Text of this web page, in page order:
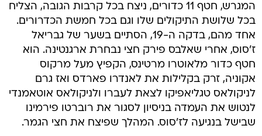
המגרש, חטף 11 כדורים, ניצח בכל קרבות הגובה, הצליח
בכל שלושת התיקולים שלו וגם בכל חמשת הכדרורים.
אחד מהם, בדקה ה-19, הסתיים בשער של גבריאל
ז'סוס, אחרי שאלבס פירק חצי נבחרת ארגנטינה. הוא
חטף כדור מלאוטרו מרטינס, הקפיץ מעל מרקוס
אקוניה, זרק בקלילות את לאנדרו פארדס ואז גרם
לניקולאס טגליאפיקו לצאת לעברו ולניקולאס אוטאמנדי
לנטוש את העמדה בניסיון לסגור את רוברטו פירמינו
שבישל בנגיעה לז'סוס. המהלך שפיצח את חצי הגמר.